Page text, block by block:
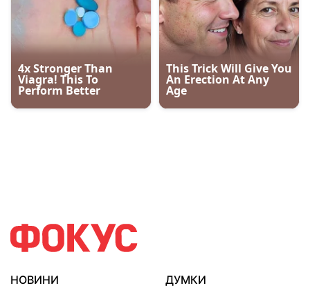
НОВИНИ
ДУМКИ